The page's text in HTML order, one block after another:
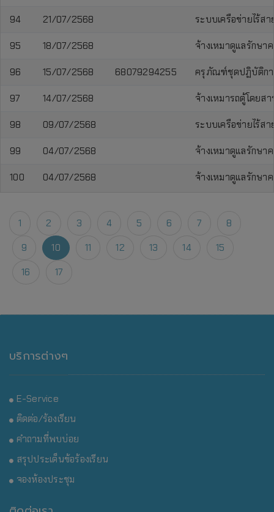
94 21/07/2568 ระบบเครือข่ายไร้ส
95 18/07/2568 จ้างเหมาดูแลรักษา
96 15/07/2568 68079294255 ครุภัณฑ์ชุดปฏิบัติกา
97 14/07/2568 จ้างเหมารถตู้โดยส
98 09/07/2568 ระบบเครือข่ายไร้ส
99 04/07/2568 จ้างเหมาดูแลรักษ
100 04/07/2568 จ้างเหมาดูแลรักษา
1 2 3 4 5 6 7
8
9
10 11 12 13 14
15
16
17
บริการต่างๆ
E-Service
ติดต่อ/ร้องเรียน
คำถามที่พบบ่อย
สรุปประเด็นข้อร้องเรียน
จองห้องประชุม